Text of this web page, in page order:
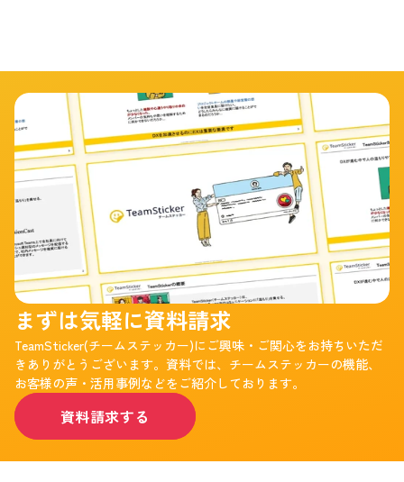
まずは気軽に資料請求
TeamSticker(チームステッカー)にご興味・ご関心をお持ちいただ
きありがとうございます。資料では、チームステッカーの機能、
お客様の声・活用事例などをご紹介しております。
資料請求する